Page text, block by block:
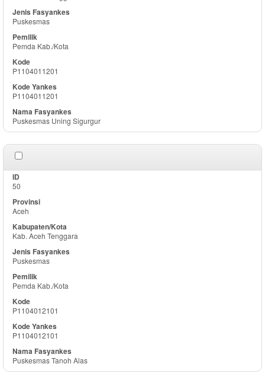
Puskesmas
Pemda Kab./Kota
P1104011201
P1104011201
Puskesmas Uning Sigurgur
50
Aceh
Kab. Aceh Tenggara
Puskesmas
Pemda Kab./Kota
P1104012101
P1104012101
Puskesmas Tanoh Alas